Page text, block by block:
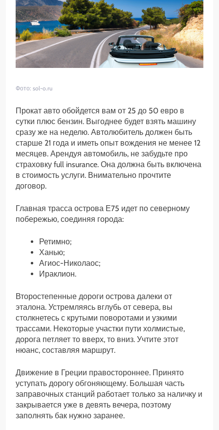
Фото: sol-o.ru
Прокат авто обойдется вам от 25 до 50 евро в
сутки плюс бензин. Выгоднее будет взять машину
сразу же на неделю. Автолюбитель должен быть
старше 21 года и иметь опыт вождения не менее 12
месяцев. Арендуя автомобиль, не забудьте про
страховку full insurance. Она должна быть включена
в стоимость услуги. Внимательно прочтите
договор.
Главная трасса острова Е75 идет по северному
побережью, соединяя города:
Ретимно;
Ханью;
Агиос-Николаос;
Ираклион.
Второстепенные дороги острова далеки от
эталона. Устремляясь вглубь от севера, вы
столкнетесь с крутыми поворотами и узкими
трассами. Некоторые участки пути холмистые,
дорога петляет то вверх, то вниз. Учтите этот
нюанс, составляя маршрут.
Движение в Греции правостороннее. Принято
уступать дорогу обгоняющему. Большая часть
заправочных станций работает только за наличку и
закрывается уже в девять вечера, поэтому
заполнять бак нужно заранее.